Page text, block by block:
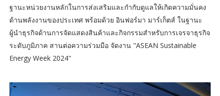
ฐานะหน่วยงานหลักในการส่งเสริมและกำกับดูแลให้เกิดความมั่นคง
ด้านพลังงานของประเทศ พร้อมด้วย อินฟอร์มา มาร์เก็ตส์ ในฐานะ
ผู้นำธุรกิจด้านการจัดแสดงสินค้าและกิจกรรมสำหรับการเจรจาธุรกิจ
ระดับภูมิภาค สานต่อความร่วมมือ จัดงาน "ASEAN Sustainable
Energy Week 2024"